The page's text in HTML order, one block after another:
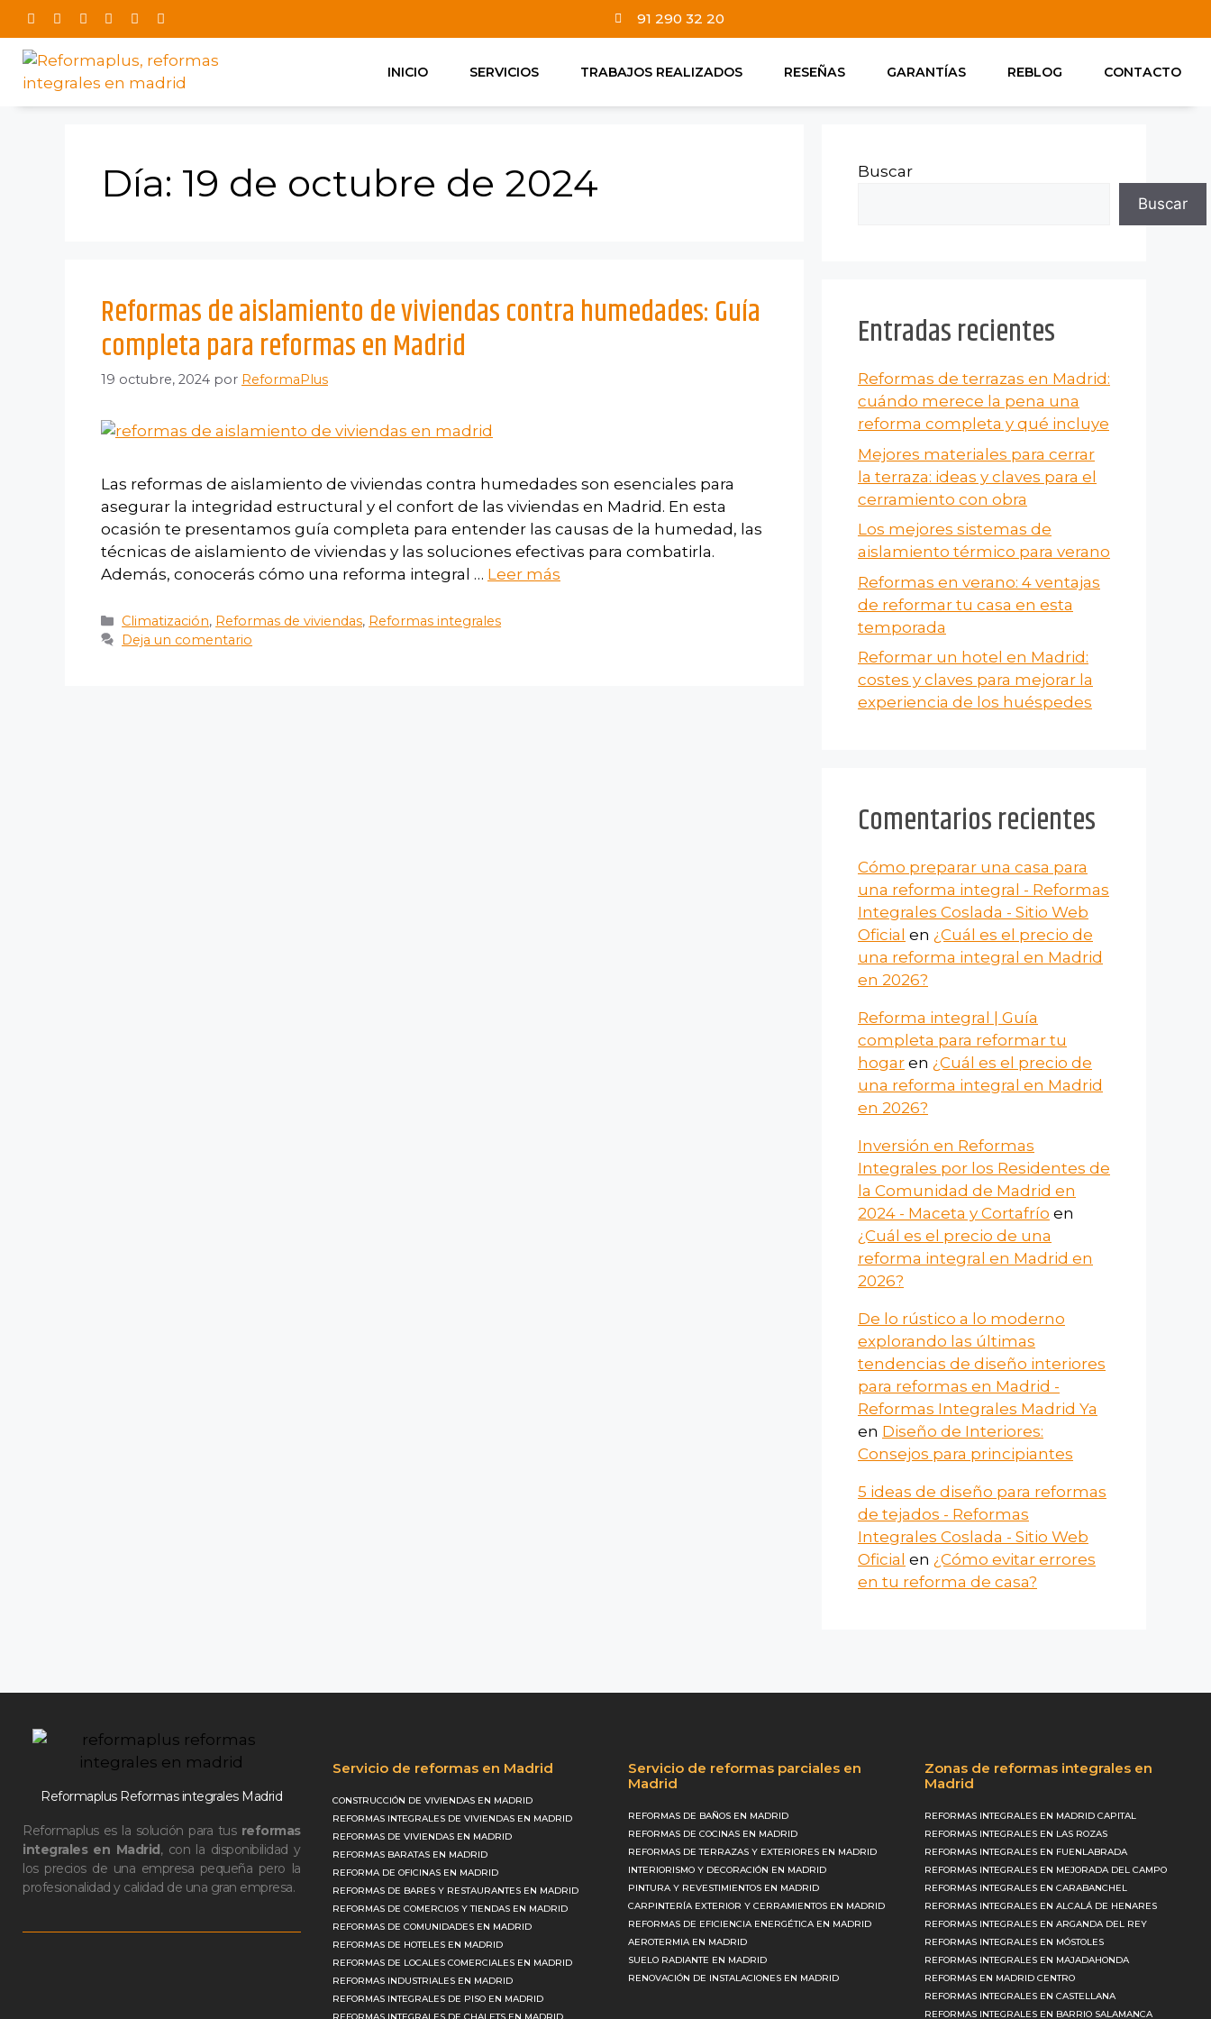
91 290 32 20
INICIO SERVICIOS TRABAJOS REALIZADOS RESEÑAS GARANTÍAS REBLOG CONTACTO
Día: 19 de octubre de 2024
Reformas de aislamiento de viviendas contra humedades: Guía
completa para reformas en Madrid
19 octubre, 2024 por ReformaPlus
Las reformas de aislamiento de viviendas contra humedades son esenciales para
asegurar la integridad estructural y el confort de las viviendas en Madrid. En esta
ocasión te presentamos guía completa para entender las causas de la humedad, las
técnicas de aislamiento de viviendas y las soluciones efectivas para combatirla.
Además, conocerás cómo una reforma integral … Leer más
Climatización, Reformas de viviendas, Reformas integrales
Deja un comentario
Buscar
Buscar
Entradas recientes
Reformas de terrazas en Madrid:
cuándo merece la pena una
reforma completa y qué incluye
Mejores materiales para cerrar
la terraza: ideas y claves para el
cerramiento con obra
Los mejores sistemas de
aislamiento térmico para verano
Reformas en verano​: 4 ventajas
de reformar tu casa en esta
temporada
Reformar un hotel en Madrid:
costes y claves para mejorar la
experiencia de los huéspedes
Comentarios recientes
Cómo preparar una casa para
una reforma integral - Reformas
Integrales Coslada - Sitio Web
Oficial en ¿Cuál es el precio de
una reforma integral en Madrid
en 2026?
Reforma integral | Guía
completa para reformar tu
hogar en ¿Cuál es el precio de
una reforma integral en Madrid
en 2026?
Inversión en Reformas
Integrales por los Residentes de
la Comunidad de Madrid en
2024 - Maceta y Cortafrío en
¿Cuál es el precio de una
reforma integral en Madrid en
2026?
De lo rústico a lo moderno
explorando las últimas
tendencias de diseño interiores
para reformas en Madrid -
Reformas Integrales Madrid Ya
en Diseño de Interiores:
Consejos para principiantes
5 ideas de diseño para reformas
de tejados - Reformas
Integrales Coslada - Sitio Web
Oficial en ¿Cómo evitar errores
en tu reforma de casa?
Reformaplus Reformas integrales Madrid
Reformaplus es la solución para tus reformas
integrales en Madrid, con la disponibilidad y
los precios de una empresa pequeña pero la
profesionalidad y calidad de una gran empresa.
Servicio de reformas en Madrid
CONSTRUCCIÓN DE VIVIENDAS EN MADRID
REFORMAS INTEGRALES DE VIVIENDAS EN MADRID
REFORMAS DE VIVIENDAS EN MADRID
REFORMAS BARATAS EN MADRID
REFORMA DE OFICINAS EN MADRID
REFORMAS DE BARES Y RESTAURANTES EN MADRID
REFORMAS DE COMERCIOS Y TIENDAS EN MADRID
REFORMAS DE COMUNIDADES EN MADRID
REFORMAS DE HOTELES EN MADRID
REFORMAS DE LOCALES COMERCIALES EN MADRID
REFORMAS INDUSTRIALES EN MADRID
REFORMAS INTEGRALES DE PISO EN MADRID
Servicio de reformas parciales en
Madrid
REFORMAS DE BAÑOS EN MADRID
REFORMAS DE COCINAS EN MADRID
REFORMAS DE TERRAZAS Y EXTERIORES EN MADRID
INTERIORISMO Y DECORACIÓN EN MADRID
PINTURA Y REVESTIMIENTOS EN MADRID
CARPINTERÍA EXTERIOR Y CERRAMIENTOS EN MADRID
REFORMAS DE EFICIENCIA ENERGÉTICA EN MADRID
AEROTERMIA EN MADRID
SUELO RADIANTE EN MADRID
RENOVACIÓN DE INSTALACIONES EN MADRID
Zonas de reformas integrales en
Madrid
REFORMAS INTEGRALES EN MADRID CAPITAL
REFORMAS INTEGRALES EN LAS ROZAS
REFORMAS INTEGRALES EN FUENLABRADA
REFORMAS INTEGRALES EN MEJORADA DEL CAMPO
REFORMAS INTEGRALES EN CARABANCHEL
REFORMAS INTEGRALES EN ALCALÁ DE HENARES
REFORMAS INTEGRALES EN ARGANDA DEL REY
REFORMAS INTEGRALES EN MÓSTOLES
REFORMAS INTEGRALES EN MAJADAHONDA
REFORMAS EN MADRID CENTRO
REFORMAS INTEGRALES EN CASTELLANA
REFORMAS INTEGRALES EN BARRIO SALAMANCA